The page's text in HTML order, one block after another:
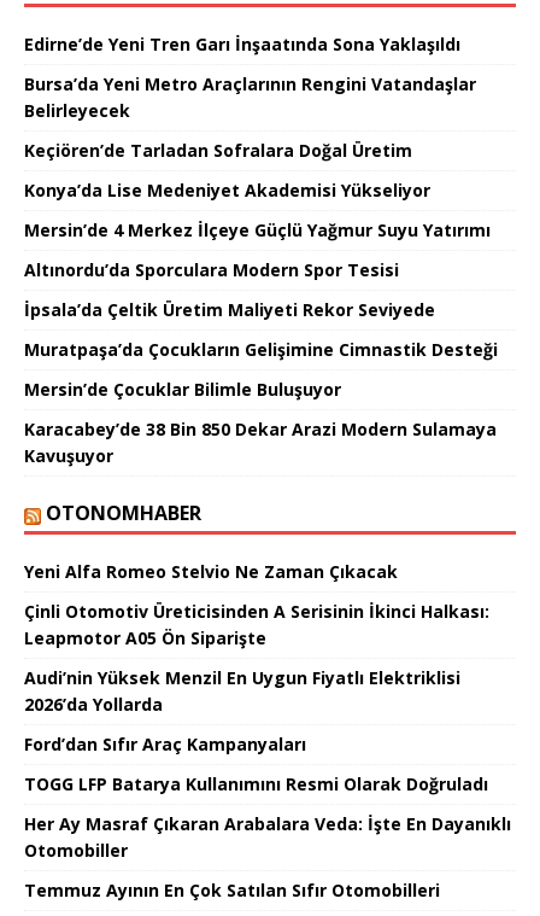
Edirne’de Yeni Tren Garı İnşaatında Sona Yaklaşıldı
Bursa’da Yeni Metro Araçlarının Rengini Vatandaşlar
Belirleyecek
Keçiören’de Tarladan Sofralara Doğal Üretim
Konya’da Lise Medeniyet Akademisi Yükseliyor
Mersin’de 4 Merkez İlçeye Güçlü Yağmur Suyu Yatırımı
Altınordu’da Sporculara Modern Spor Tesisi
İpsala’da Çeltik Üretim Maliyeti Rekor Seviyede
Muratpaşa’da Çocukların Gelişimine Cimnastik Desteği
Mersin’de Çocuklar Bilimle Buluşuyor
Karacabey’de 38 Bin 850 Dekar Arazi Modern Sulamaya
Kavuşuyor
OTONOMHABER
Yeni Alfa Romeo Stelvio Ne Zaman Çıkacak
Çinli Otomotiv Üreticisinden A Serisinin İkinci Halkası:
Leapmotor A05 Ön Siparişte
Audi’nin Yüksek Menzil En Uygun Fiyatlı Elektriklisi
2026’da Yollarda
Ford’dan Sıfır Araç Kampanyaları
TOGG LFP Batarya Kullanımını Resmi Olarak Doğruladı
Her Ay Masraf Çıkaran Arabalara Veda: İşte En Dayanıklı
Otomobiller
Temmuz Ayının En Çok Satılan Sıfır Otomobilleri